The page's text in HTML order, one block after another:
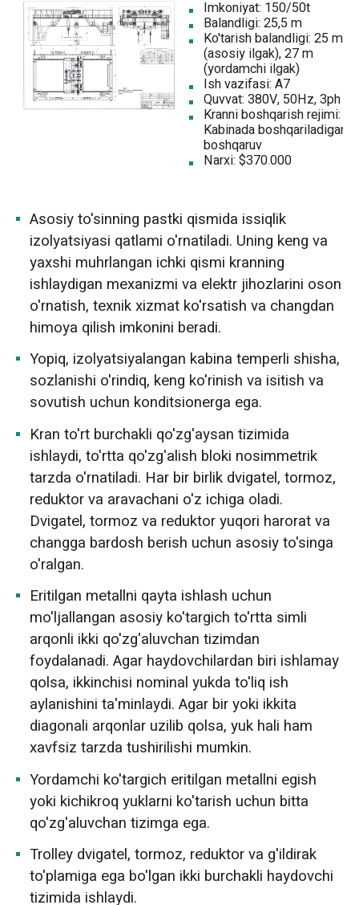
Imkoniyat: 150/50t
Balandligi: 25,5 m
Ko'tarish balandligi: 25 m
(asosiy ilgak), 27 m
(yordamchi ilgak)
Ish vazifasi: A7
Quvvat: 380V, 50Hz, 3ph
Kranni boshqarish rejimi:
Kabinada boshqariladigan
boshqaruv
Narxi: $370.000
Asosiy to'sinning pastki qismida issiqlik
izolyatsiyasi qatlami o'rnatiladi. Uning keng va
yaxshi muhrlangan ichki qismi kranning
ishlaydigan mexanizmi va elektr jihozlarini oson
o'rnatish, texnik xizmat ko'rsatish va changdan
himoya qilish imkonini beradi.
Yopiq, izolyatsiyalangan kabina temperli shisha,
sozlanishi o'rindiq, keng ko'rinish va isitish va
sovutish uchun konditsionerga ega.
Kran to'rt burchakli qo'zg'aysan tizimida
ishlaydi, to'rtta qo'zg'alish bloki nosimmetrik
tarzda o'rnatiladi. Har bir birlik dvigatel, tormoz,
reduktor va aravachani o'z ichiga oladi.
Dvigatel, tormoz va reduktor yuqori harorat va
changga bardosh berish uchun asosiy to'singa
o'ralgan.
Eritilgan metallni qayta ishlash uchun
mo'ljallangan asosiy ko'targich to'rtta simli
arqonli ikki qo'zg'aluvchan tizimdan
foydalanadi. Agar haydovchilardan biri ishlamay
qolsa, ikkinchisi nominal yukda to'liq ish
aylanishini ta'minlaydi. Agar bir yoki ikkita
diagonali arqonlar uzilib qolsa, yuk hali ham
xavfsiz tarzda tushirilishi mumkin.
Yordamchi ko'targich eritilgan metallni egish
yoki kichikroq yuklarni ko'tarish uchun bitta
qo'zg'aluvchan tizimga ega.
Trolley dvigatel, tormoz, reduktor va g'ildirak
to'plamiga ega bo'lgan ikki burchakli haydovchi
tizimida ishlaydi.